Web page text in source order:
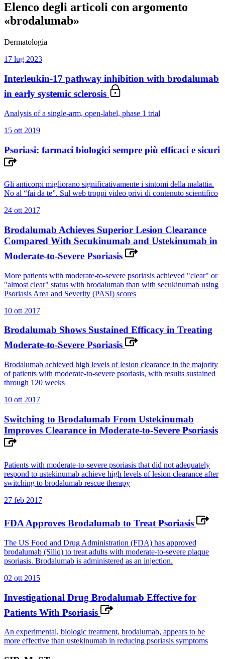
Elenco degli articoli con argomento
«brodalumab»
Dermatologia
17 lug 2023
Interleukin-17 pathway inhibition with brodalumab
in early systemic sclerosis
Analysis of a single-arm, open-label, phase 1 trial
15 ott 2019
Psoriasi: farmaci biologici sempre più efficaci e sicuri
Gli anticorpi migliorano significativamente i sintomi della malattia.
No al “fai da te”. Sul web troppi video privi di contenuto scientifico
24 ott 2017
Brodalumab Achieves Superior Lesion Clearance
Compared With Secukinumab and Ustekinumab in
Moderate-to-Severe Psoriasis
More patients with moderate-to-severe psoriasis achieved "clear" or
"almost clear" status with brodalumab than with secukinumab using
Psoriasis Area and Severity (PASI) scores
10 ott 2017
Brodalumab Shows Sustained Efficacy in Treating
Moderate-to-Severe Psoriasis
Brodalumab achieved high levels of lesion clearance in the majority
of patients with moderate-to-severe psoriasis, with results sustained
through 120 weeks
10 ott 2017
Switching to Brodalumab From Ustekinumab
Improves Clearance in Moderate-to-Severe Psoriasis
Patients with moderate-to-severe psoriasis that did not adequately
respond to ustekinumab achieve high levels of lesion clearance after
switching to brodalumab rescue therapy
27 feb 2017
FDA Approves Brodalumab to Treat Psoriasis
The US Food and Drug Administration (FDA) has approved
brodalumab (Siliq) to treat adults with moderate-to-severe plaque
psoriasis. Brodalumab is administered as an injection.
02 ott 2015
Investigational Drug Brodalumab Effective for
Patients With Psoriasis
An experimental, biologic treatment, brodalumab, appears to be
more effective than ustekinumab in reducing psoriasis symptoms